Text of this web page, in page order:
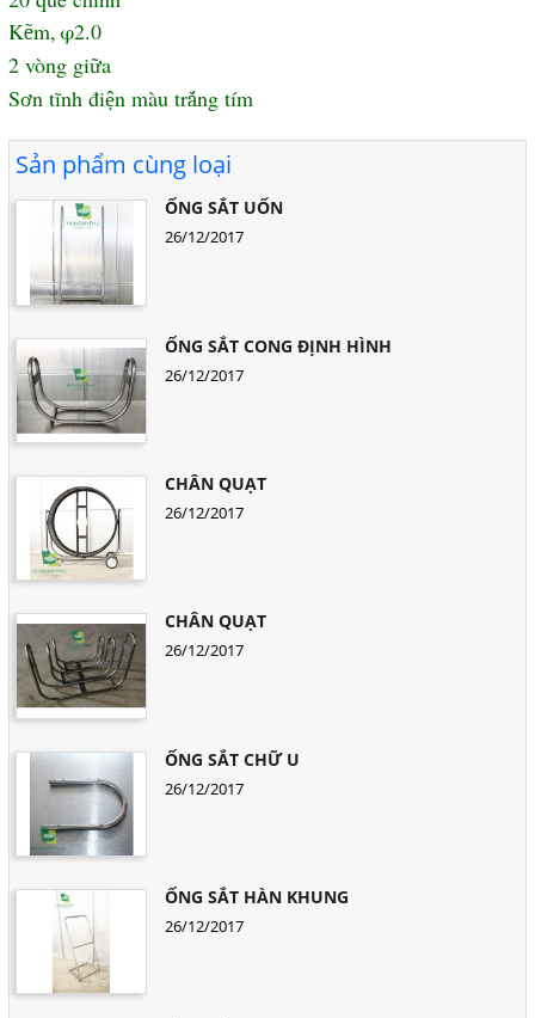
Kẽm,φ2.0
2 vòng giữa
Sơn tĩnh điện màu trắng tím
Sản phẩm cùng loại
ỐNG SẮT UỐN
26/12/2017
ỐNG SẮT CONG ĐỊNH HÌNH
26/12/2017
CHÂN QUẠT
26/12/2017
CHÂN QUẠT
26/12/2017
ỐNG SẮT CHỮ U
26/12/2017
ỐNG SẮT HÀN KHUNG
26/12/2017